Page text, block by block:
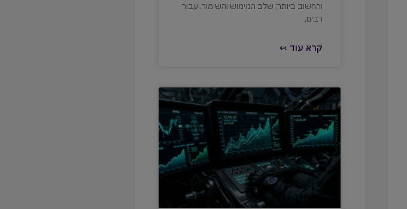
והחשוב ביותר: שלב המימוש והשימור. עבור
רבים,
קרא עוד ↢